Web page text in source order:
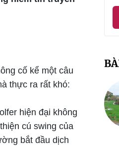
cố kể một câu
thực ra rất khó:
hiện đại không
cú swing của
bắt đầu dịch